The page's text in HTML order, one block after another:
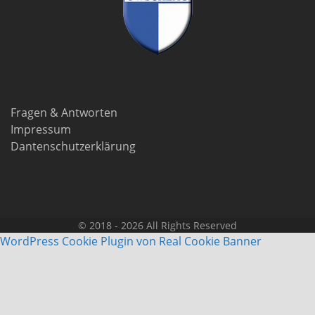
Fragen & Antworten
Impressum
Dantenschutzerklärung
© 2018 - 2026 All Rights Reserved
WordPress Cookie Plugin von Real Cookie Banner